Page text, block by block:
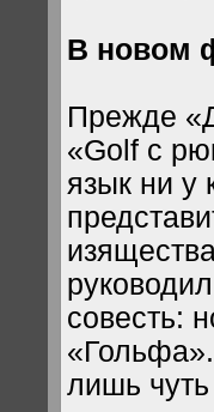
В новом
Прежде
«Golf с
язык ни у
совесть:
лишь